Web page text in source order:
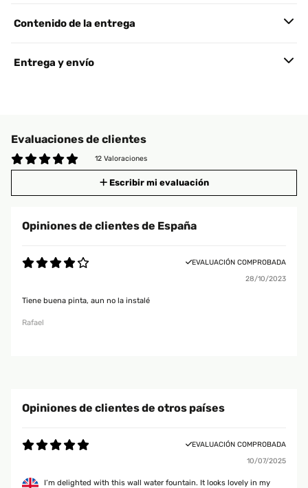
Contenido de la entrega
Entrega y envío
Evaluaciones de clientes
12 Valoraciones
Escribir mi evaluación
Opiniones de clientes de España
EVALUACIÓN COMPROBADA
28/10/2023
Tiene buena pinta, aun no la instalé
Rafael
Opiniones de clientes de otros países
EVALUACIÓN COMPROBADA
10/07/2025
I’m delighted with this wall water fountain. It looks lovely in my